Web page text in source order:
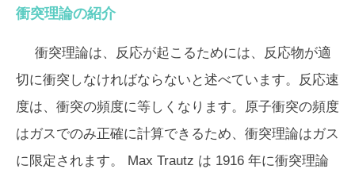
衝突理論の紹介
衝突理論は、反応が起こるためには、反応物が適
切に衝突しなければならないと述べています。反応速
度は、衝突の頻度に等しくなります。原子衝突の頻度
はガスでのみ正確に計算できるため、衝突理論はガス
に限定されます。 Max Trautz は 1916 年に衝突理論